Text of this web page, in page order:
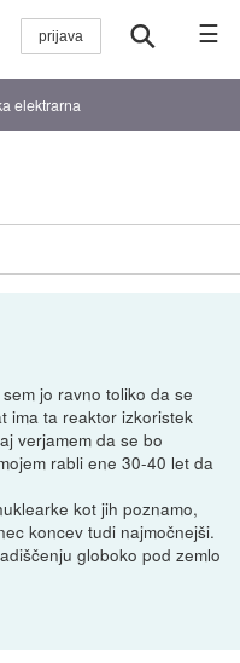
☰
elektrarna
jo ravno toliko da se
ima ta reaktor izkoristek
verjamem da se bo
rabli ene 30-40 let da
kot jih poznamo,
koncev tudi najmočnejši.
globoko pod zemlo